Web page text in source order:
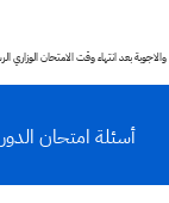
بعد انتهاء وقت الامتحان الوزاري
أسئلة امتحان الدور